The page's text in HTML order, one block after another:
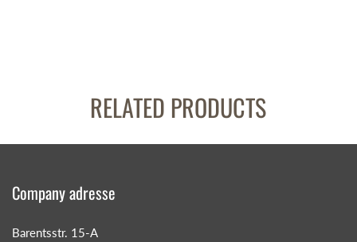
RELATED PRODUCTS
Company adresse
Barentsstr. 15-A